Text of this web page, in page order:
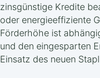
zinsgünstige Kredite
oder energieeffiziente
Förderhöhe ist
und den eingesparten
Einsatz des neuen